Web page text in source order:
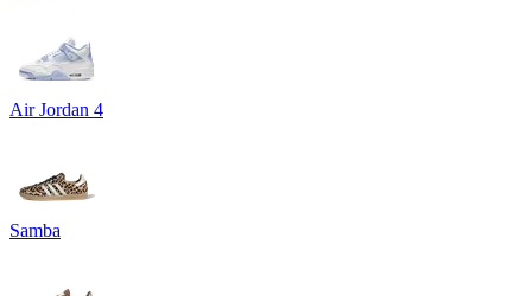
Air Jordan 4
Samba